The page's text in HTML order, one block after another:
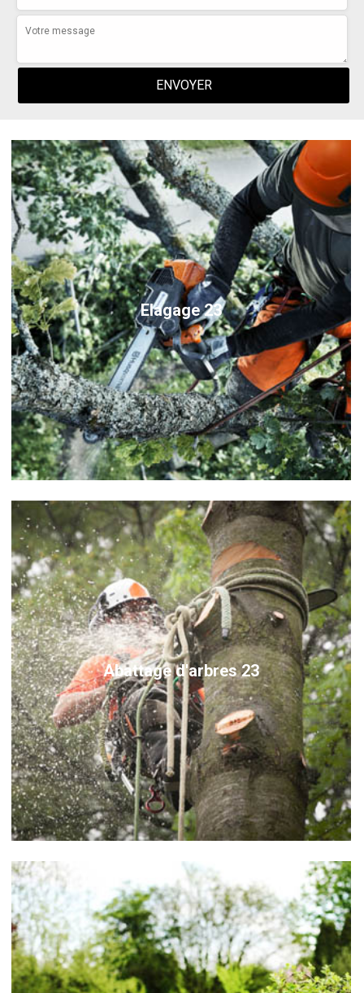
Elagage 23
Abattage d'arbres 23